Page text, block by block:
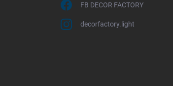
FB DECOR FACTORY
decorfactory.light